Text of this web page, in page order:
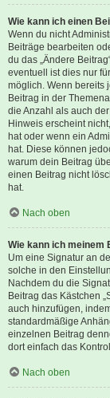
Wie kann ich einen
Wenn du nicht
Beiträge bearbeiten
du das „Ändere
eventuell ist dies nur
möglich. Wenn bereits
Beitrag in der
die Anzahl als auch
Hinweis erscheint
hat oder wenn ein
hat. Diese können
warum dein Beitrag
einen Beitrag nicht
hat.
Nach oben
Wie kann ich meinem
Um eine Signatur an
solche in den
Nachdem du die
Beitrag das Kästchen
auch hinzufügen,
standardmäßige
einzelnen Beitrag
dort einfach das
Nach oben